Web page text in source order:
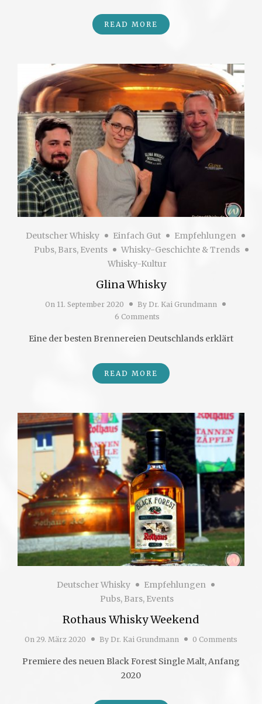
READ MORE
Deutscher Whisky Einfach Gut
Empfehlungen
Pubs, Bars, Events
Whisky-Geschichte & Trends
Whisky-Kultur
Glina Whisky
On 11. September 2020 By Dr. Kai Grundmann
6 Comments
Eine der besten Brennereien Deutschlands erklärt
READ MORE
Deutscher Whisky
Empfehlungen
Pubs, Bars, Events
Rothaus Whisky Weekend
On 29. März 2020 By Dr. Kai Grundmann 0 Comments
Premiere des neuen Black Forest Single Malt, Anfang
2020